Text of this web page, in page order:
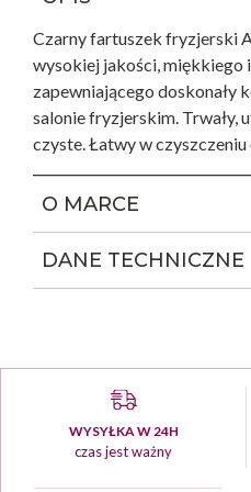
Czarny fartuszek fryzjerski
wysokiej jakości, miękkiego
zapewniającego doskonały
salonie fryzjerskim. Trwały,
czyste. Łatwy w
O MARCE
DANE TECHNICZNE
WYSYŁKA W 24H
czas jest ważny